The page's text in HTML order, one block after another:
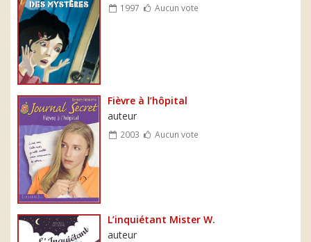
1997 Aucun vote
Fièvre à l’hôpital
auteur
2003 Aucun vote
L’inquiétant Mister W.
auteur